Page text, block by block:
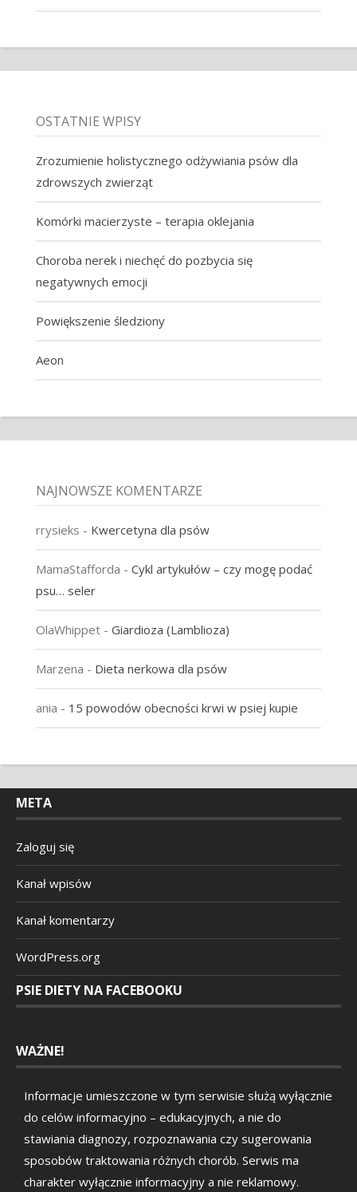
OSTATNIE WPISY
Zrozumienie holistycznego odżywiania psów dla
zdrowszych zwierząt
Komórki macierzyste – terapia oklejania
Choroba nerek i niechęć do pozbycia się
negatywnych emocji
Powiększenie śledziony
Aeon
NAJNOWSZE KOMENTARZE
rrysieks - Kwercetyna dla psów
MamaStafforda - Cykl artykułów – czy mogę podać
psu… seler
OlaWhippet- Giardioza (Lamblioza)
Marzena - Dieta nerkowa dla psów
ania - 15 powodów obecności krwi w psiej kupie
META
Zaloguj się
Kanał wpisów
Kanał komentarzy
WordPress.org
PSIE DIETY NA FACEBOOKU
WAŻNE!
Informacje umieszczone w tym serwisie służą wyłącznie
do celów informacyjno – edukacyjnych, a nie do
stawiania diagnozy, rozpoznawania czy sugerowania
sposobów traktowania różnych chorób. Serwis ma
charakter wyłącznie informacyjny a nie reklamowy.